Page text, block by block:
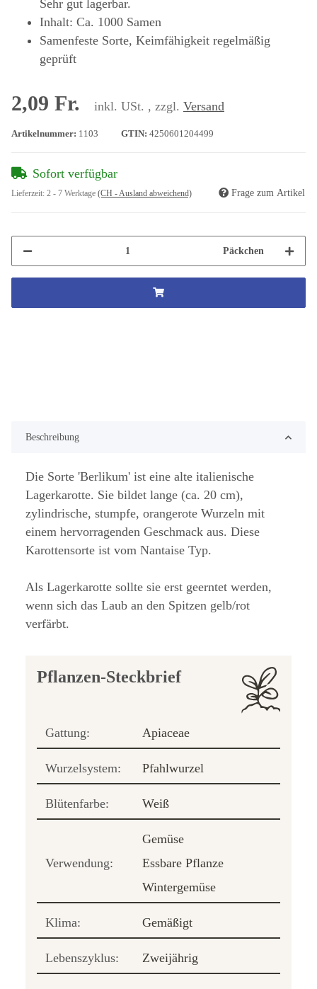
Sehr gut lagerbar.
Inhalt: Ca. 1000 Samen
Samenfeste Sorte, Keimfähigkeit regelmäßig
geprüft
2,09 Fr. inkl. USt. , zzgl. Versand
Artikelnummer: 1103 GTIN: 4250601204499
Sofort verfügbar
Lieferzeit: 2 - 7 Werktage (CH - Ausland abweichend) Frage zum Artikel
Päckchen
Beschreibung
Die Sorte 'Berlikum' ist eine alte italienische
Lagerkarotte. Sie bildet lange (ca. 20 cm),
zylindrische, stumpfe, orangerote Wurzeln mit
einem hervorragenden Geschmack aus. Diese
Karottensorte ist vom Nantaise Typ.
Als Lagerkarotte sollte sie erst geerntet werden,
wenn sich das Laub an den Spitzen gelb/rot
verfärbt.
Pflanzen-Steckbrief
Gattung: Apiaceae
Wurzelsystem: Pfahlwurzel
Blütenfarbe: Weiß
Verwendung:
Gemüse
Essbare Pflanze
Wintergemüse
Klima: Gemäßigt
Lebenszyklus: Zweijährig